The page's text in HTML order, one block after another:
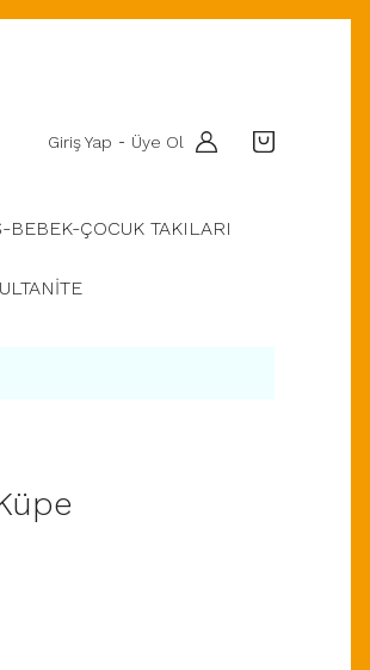
Giriş Yap - Üye Ol
BEBEK-ÇOCUK TAKILARI